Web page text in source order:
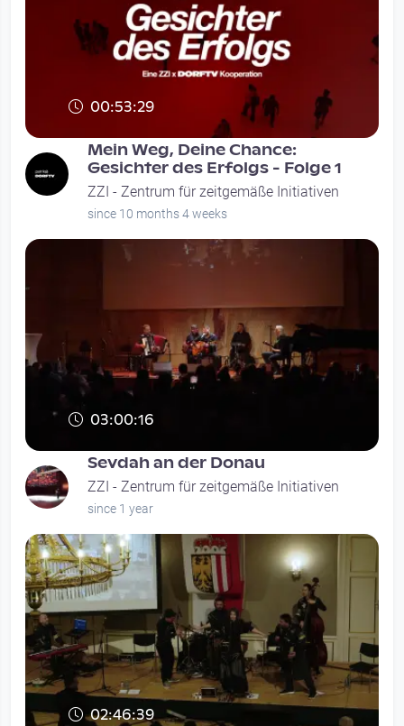
00:53:29
Mein Weg, Deine Chance:
Gesichter des Erfolgs - Folge 1
ZZI - Zentrum für zeitgemäße Initiativen
since 10 months 4 weeks
03:00:16
Sevdah an der Donau
ZZI - Zentrum für zeitgemäße Initiativen
since 1 year
02:46:39